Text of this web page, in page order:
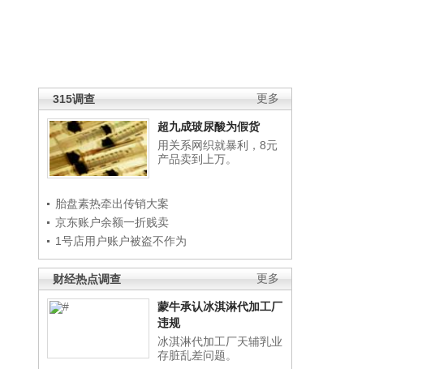
更多
315调查
超九成玻尿酸为假货
用关系网织就暴利，8元
产品卖到上万。
胎盘素热牵出传销大案
京东账户余额一折贱卖
1号店用户账户被盗不作为
更多
财经热点调查
蒙牛承认冰淇淋代加工厂
违规
冰淇淋代加工厂天辅乳业
存脏乱差问题。